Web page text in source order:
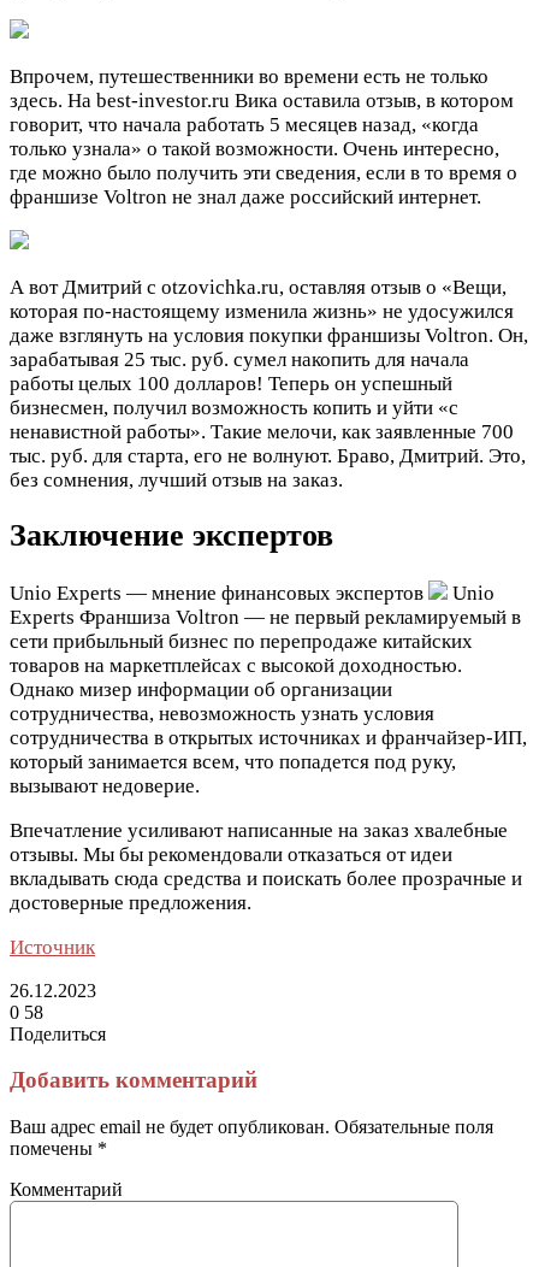
Впрочем, путешественники во времени есть не только
здесь. На best-investor.ru Вика оставила отзыв, в котором
говорит, что начала работать 5 месяцев назад, «когда
только узнала» о такой возможности. Очень интересно,
где можно было получить эти сведения, если в то время о
франшизе Voltron не знал даже российский интернет.
А вот Дмитрий с otzovichka.ru, оставляя отзыв о «Вещи,
которая по-настоящему изменила жизнь» не удосужился
даже взглянуть на условия покупки франшизы Voltron. Он,
зарабатывая 25 тыс. руб. сумел накопить для начала
работы целых 100 долларов! Теперь он успешный
бизнесмен, получил возможность копить и уйти «с
ненавистной работы». Такие мелочи, как заявленные 700
тыс. руб. для старта, его не волнуют. Браво, Дмитрий. Это,
без сомнения, лучший отзыв на заказ.
Заключение экспертов
Unio Experts — мнение финансовых экспертов
Unio
Experts Франшиза Voltron — не первый рекламируемый в
сети прибыльный бизнес по перепродаже китайских
товаров на маркетплейсах с высокой доходностью.
Однако мизер информации об организации
сотрудничества, невозможность узнать условия
сотрудничества в открытых источниках и франчайзер-ИП,
который занимается всем, что попадется под руку,
вызывают недоверие.
Впечатление усиливают написанные на заказ хвалебные
отзывы. Мы бы рекомендовали отказаться от идеи
вкладывать сюда средства и поискать более прозрачные и
достоверные предложения.
Источник
26.12.2023
0 58
Поделиться
через
электронную
почту
Добавить комментарий
Ваш адрес email не будет опубликован. Обязательные поля
помечены *
Комментарий